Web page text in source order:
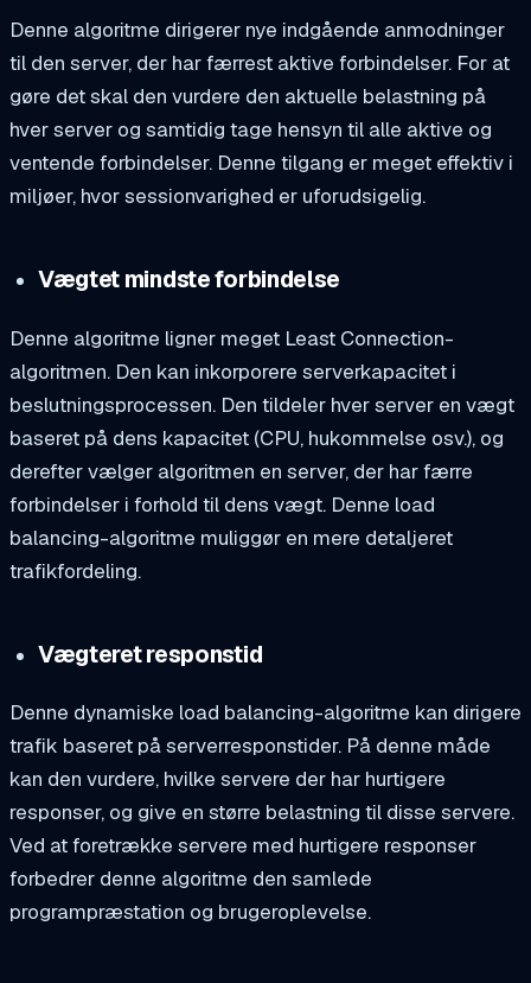
Denne algoritme dirigerer nye indgående anmodninger
til den server, der har færrest aktive forbindelser. For at
gøre det skal den vurdere den aktuelle belastning på
hver server og samtidig tage hensyn til alle aktive og
ventende forbindelser. Denne tilgang er meget effektiv i
miljøer, hvor sessionvarighed er uforudsigelig.
Vægtet mindste forbindelse
Denne algoritme ligner meget Least Connection-
algoritmen. Den kan inkorporere serverkapacitet i
beslutningsprocessen. Den tildeler hver server en vægt
baseret på dens kapacitet (CPU, hukommelse osv.), og
derefter vælger algoritmen en server, der har færre
forbindelser i forhold til dens vægt. Denne load
balancing-algoritme muliggør en mere detaljeret
trafikfordeling.
Vægteret responstid
Denne dynamiske load balancing-algoritme kan dirigere
trafik baseret på serverresponstider. På denne måde
kan den vurdere, hvilke servere der har hurtigere
responser, og give en større belastning til disse servere.
Ved at foretrække servere med hurtigere responser
forbedrer denne algoritme den samlede
programpræstation og brugeroplevelse.